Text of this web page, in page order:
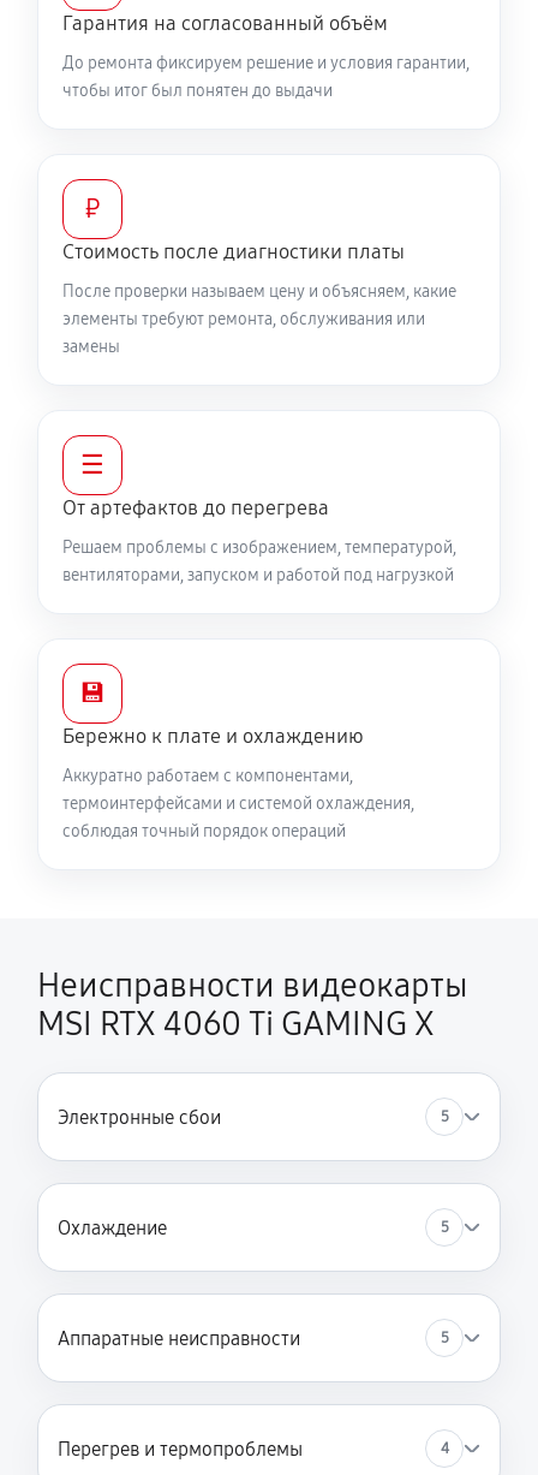
Гарантия на согласованный объём
До ремонта фиксируем решение и условия гарантии,
чтобы итог был понятен до выдачи
₽
Стоимость после диагностики платы
После проверки называем цену и объясняем, какие
элементы требуют ремонта, обслуживания или
замены
☰
От артефактов до перегрева
Решаем проблемы с изображением, температурой,
вентиляторами, запуском и работой под нагрузкой
💾
Бережно к плате и охлаждению
Аккуратно работаем с компонентами,
термоинтерфейсами и системой охлаждения,
соблюдая точный порядок операций
Неисправности видеокарты
MSI RTX 4060 Ti GAMING X
Электронные сбои 5
Охлаждение 5
Аппаратные неисправности 5
Перегрев и термопроблемы 4